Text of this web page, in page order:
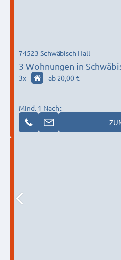
3 Wohnungen in
Personen - 015153684476
74523 Schwäbisch Hall
3x ab 20,00 €
Mind. 1 Nacht